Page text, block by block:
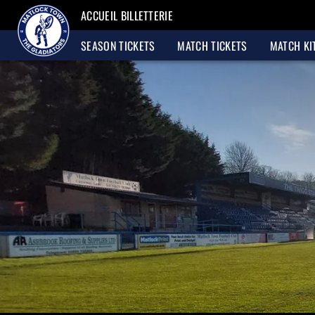
ACCUEIL BILLETTERIE
SEASON TICKETS
MATCH TICKETS MATCH